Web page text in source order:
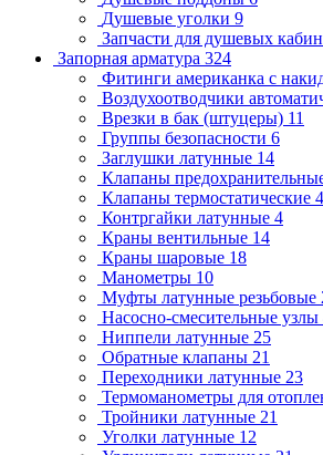
Душевые уголки 9
Запчасти для душевых кабин
Запорная арматура 324
Фитинги американка с
Воздухоотводчики
Врезки в бак (штуцеры) 11
Группы безопасности 6
Заглушки латунные 14
Клапаны
Клапаны термостатические 4
Контргайки латунные 4
Краны вентильные 14
Краны шаровые 18
Манометры 10
Муфты латунные резьбовые
Насосно-смесительные узлы
Ниппели латунные 25
Обратные клапаны 21
Переходники латунные 23
Термоманометры для
Тройники латунные 21
Уголки латунные 12